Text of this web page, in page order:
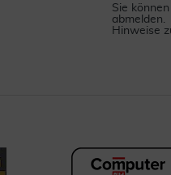
Sie
abmelden.
Hinweise